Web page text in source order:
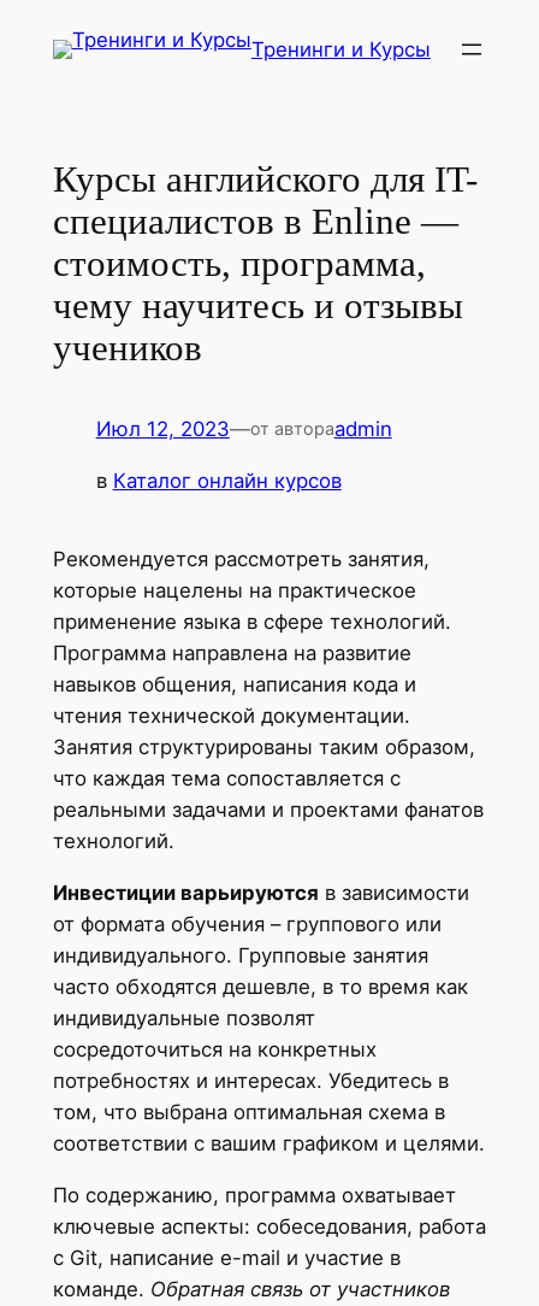
Тренинги и Курсы
Курсы английского для IT-
специалистов в Enline —
стоимость, программа,
чему научитесь и отзывы
учеников
Июл 12, 2023—от автораadmin
в Каталог онлайн курсов
Рекомендуется рассмотреть занятия,
которые нацелены на практическое
применение языка в сфере технологий.
Программа направлена на развитие
навыков общения, написания кода и
чтения технической документации.
Занятия структурированы таким образом,
что каждая тема сопоставляется с
реальными задачами и проектами фанатов
технологий.
Инвестиции варьируются в зависимости
от формата обучения – группового или
индивидуального. Групповые занятия
часто обходятся дешевле, в то время как
индивидуальные позволят
сосредоточиться на конкретных
потребностях и интересах. Убедитесь в
том, что выбрана оптимальная схема в
соответствии с вашим графиком и целями.
По содержанию, программа охватывает
ключевые аспекты: собеседования, работа
с Git, написание e-mail и участие в
команде. Обратная связь от участников